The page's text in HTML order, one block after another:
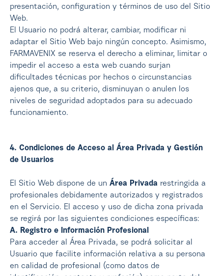
presentación, configuration y términos de uso del Sitio
Web.
El Usuario no podrá alterar, cambiar, modificar ni
adaptar el Sitio Web bajo ningún concepto. Asimismo,
FARMAVENIX se reserva el derecho a eliminar, limitar o
impedir el acceso a esta web cuando surjan
dificultades técnicas por hechos o circunstancias
ajenos que, a su criterio, disminuyan o anulen los
niveles de seguridad adoptados para su adecuado
funcionamiento.
4. Condiciones de Acceso al Área Privada y Gestión
de Usuarios
El Sitio Web dispone de un Área Privada restringida a
profesionales debidamente autorizados y registrados
en el Servicio. El acceso y uso de dicha zona privada
se regirá por las siguientes condiciones específicas:
A. Registro e Información Profesional
Para acceder al Área Privada, se podrá solicitar al
Usuario que facilite información relativa a su persona
en calidad de profesional (como datos de